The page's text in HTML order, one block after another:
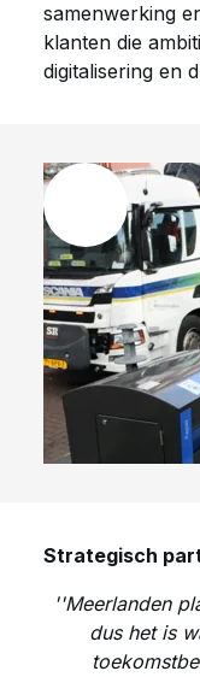
samenwerking
klanten die
digitalisering en
Strategisch
''Meerlanden
dus het is